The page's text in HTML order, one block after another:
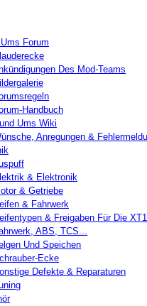
Forum
Des Mod-Teams
Handbuch
Ums Wiki
Anregungen &
& Elektronik
& Getriebe
& Fahrwerk
& Freigaben Für Die
ABS, TCS...
Und Speichen
Ecke
Defekte & Reparaturen